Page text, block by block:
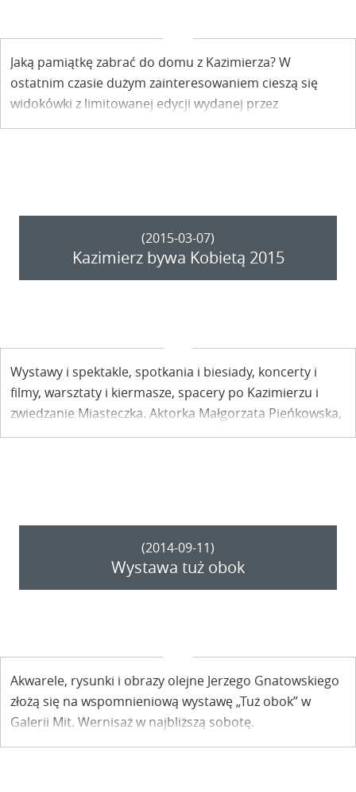
Jaką pamiątkę zabrać do domu z Kazimierza? W
ostatnim czasie dużym zainteresowaniem cieszą się
widokówki z limitowanej edycji wydanej przez
Kazimierski Ośrodek Kultury, Promocji i Turystyki.
(2015-03-07)
Kazimierz bywa Kobietą 2015
Wystawy i spektakle, spotkania i biesiady, koncerty i
filmy, warsztaty i kiermasze, spacery po Kazimierzu i
zwiedzanie Miasteczka. Aktorka Małgorzata Pieńkowska,
pisarka Anna Wysocka – Kalkowska i cała plejada nie
(2014-09-11)
Wystawa tuż obok
Akwarele, rysunki i obrazy olejne Jerzego Gnatowskiego
złożą się na wspomnieniową wystawę „Tuż obok” w
Galerii Mit. Wernisaż w najbliższą sobotę.